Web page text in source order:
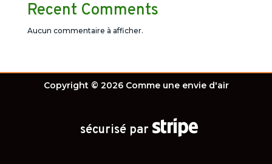
Recent Comments
Aucun commentaire à afficher.
Copyright © 2026 Comme une envie d'air
sécurisé par 